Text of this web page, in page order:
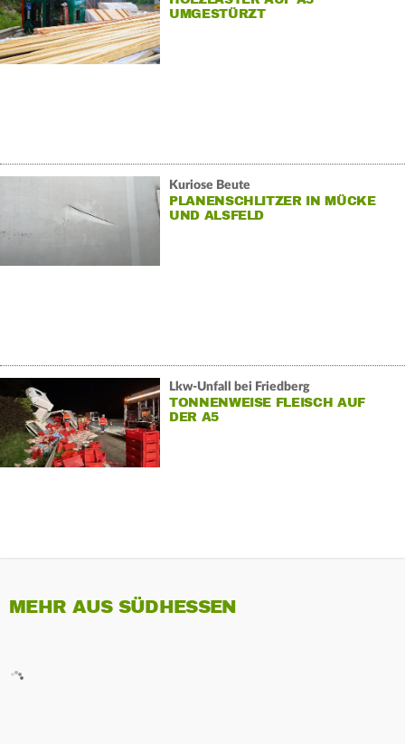
UMGESTÜRZT
Kuriose Beute
PLANENSCHLITZER IN MÜCKE
UND ALSFELD
Lkw-Unfall bei Friedberg
TONNENWEISE FLEISCH AUF
DER A5
MEHR AUS SÜDHESSEN